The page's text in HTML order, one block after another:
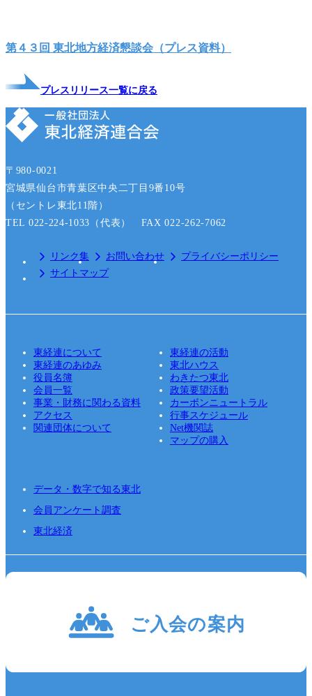
第４３回 東北地方経済懇談会（プレス資料）
プレスリリース一覧に戻る
〒980-0021
宮城県仙台市青葉区中央二丁目9番10号
（セントレ東北11階）
TEL 022-224-1033（代表） FAX 022-262-7062
リンク集 お問い合わせ
プライバシーポリシー
サイトマップ
東経連について
東経連の活動
東経連のあゆみ
東北ハウス
役員名簿
わきたつ東北
会員一覧
政策要望活動
事業・財務に関わる資料
カーボンニュートラル
アクセス
行事スケジュール
関連団体について
Net機関誌
マップの購入
データ・数字で知る東北
会員アンケート調査
東北経済